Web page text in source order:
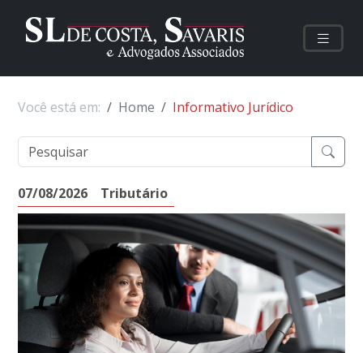
Você está em: Home Informativo Jurídico
07/08/2026 Tributário